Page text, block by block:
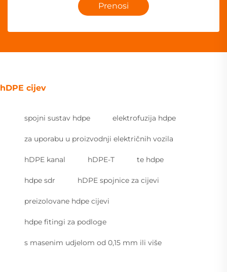
Prenosi
hDPE cijev
spojni sustav hdpe elektrofuzija hdpe
za uporabu u proizvodnji električnih vozila
hDPE kanal hDPE-T te hdpe
hdpe sdr hDPE spojnice za cijevi
preizolovane hdpe cijevi
hdpe fitingi za podloge
s masenim udjelom od 0,15 mm ili više